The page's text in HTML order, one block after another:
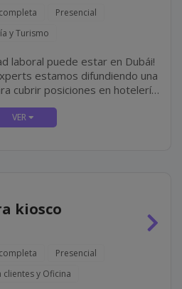
Presencial
y Turismo
laboral puede estar en Dubái!
cubrir posiciones en hotelería
Jumeirah, una de las cadenas
kiosco
Presencial
y Oficina